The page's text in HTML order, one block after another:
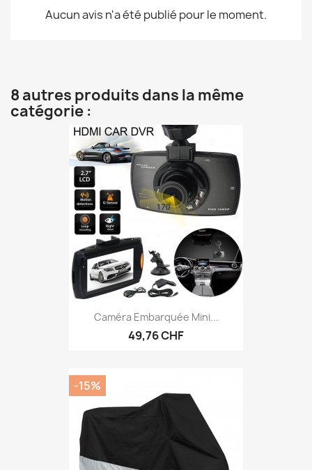
Aucun avis n'a été publié pour le moment.
8 autres produits dans la même
catégorie :
Caméra Embarquée Mini...
49,76 CHF
-15%